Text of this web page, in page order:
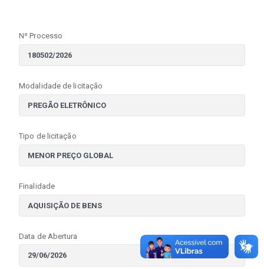
Nº Processo
Modalidade de licitação
Tipo de licitação
Finalidade
Data de Abertura